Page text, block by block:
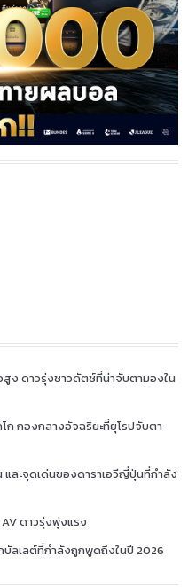
สูง ดาวรุ่งชาวดัตช์ที่น่าจับตามองใน
ก กองกลางอัจฉริยะที่ยุโรปจับตา
และจุดเด่นของดาราเอวีญี่ปุ่นที่กำลัง
AV ดาวรุ่งพุ่งแรง
บัลเลต์ที่กำลังถูกพูดถึงในปี 2026